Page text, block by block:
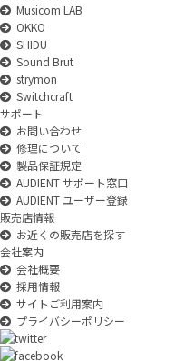
Musicom LAB
OKKO
SHIDU
Sound Brut
strymon
Switchcraft
サポート
お問い合わせ
修理について
製品保証規定
AUDIENT サポート窓口
AUDIENT ユーザー登録
販売店情報
お近くの販売店を探す
会社案内
会社概要
採用情報
サイトご利用案内
プライバシーポリシー